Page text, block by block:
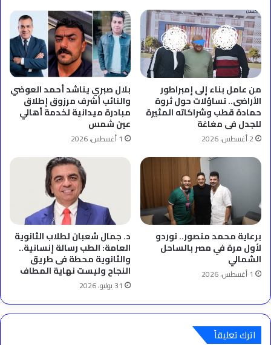
من عامل بناء إلى إمبراطور
الأراضى.. تساؤلات حول ثروة
حمادة قطب وشراكاته المثيرة
للجدل فى مغاغة
2 أغسطس، 2026
بلال صبري يناشد أحمد العوضي
والنائب أشرف مرزوق إطلاق
مبادرة ميدانية لخدمة أهالي
عين شمس
1 أغسطس، 2026
برعاية محمد منصور.. نوردو
لأول مرة في مصر بالساحل
الشمالي
1 أغسطس، 2026
د. جمال شعبان لطلاب الثانوية
العامة: الطب رسالة إنسانية..
والثانوية محطة فى طريق
النجاح وليست نهاية المطاف
31 يوليو، 2026
اترك تعليقاً